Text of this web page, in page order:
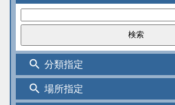
search 分類指定
search 場所指定